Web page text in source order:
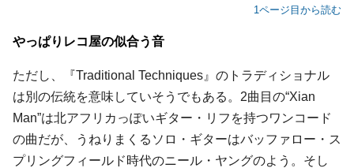
1ページ目から読む
やっぱりレコ屋の似合う音
ただし、『Traditional Techniques』のトラディショナル
は別の伝統を意味していそうでもある。2曲目の“Xian
Man”は北アフリカっぽいギター・リフを持つワンコード
の曲だが、うねりまくるソロ・ギターはバッファロー・ス
プリングフィールド時代のニール・ヤングのよう。そし